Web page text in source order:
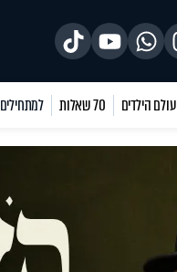
עולם הילדים 70 שאלות למתחילים